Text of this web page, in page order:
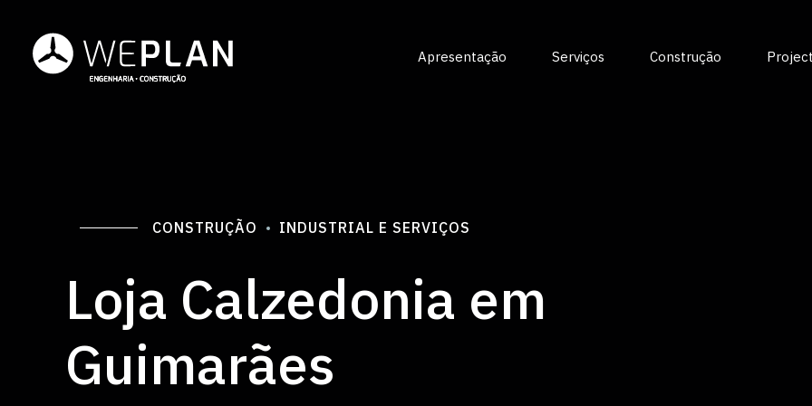
Apresentação Serviços Construção
CONSTRUÇÃO INDUSTRIAL E SERVIÇOS
Loja Calzedonia em
Guimarães